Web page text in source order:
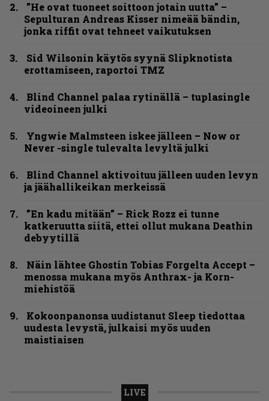
”He ovat tuoneet soittoon jotain uutta” –
Sepulturan Andreas Kisser nimeää bändin,
jonka riffit ovat tehneet vaikutuksen
Sid Wilsonin käytös syynä Slipknotista
erottamiseen, raportoi TMZ
Blind Channel palaa rytinällä – tuplasingle
videoineen julki
Yngwie Malmsteen iskee jälleen – Now or
Never -single tulevalta levyltä julki
Blind Channel aktivoituu jälleen uuden levyn
ja jäähallikeikan merkeissä
”En kadu mitään” – Rick Rozz ei tunne
katkeruutta siitä, ettei ollut mukana Deathin
debyytillä
Näin lähtee Ghostin Tobias Forgelta Accept –
menossa mukana myös Anthrax- ja Korn-
miehistöä
Kokoonpanonsa uudistanut Sleep tiedottaa
uudesta levystä, julkaisi myös uuden
maistiaisen
LIVE